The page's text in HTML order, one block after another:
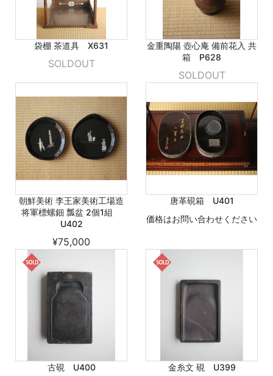
袋棚 茶道具 X631
SOLDOUT
金重陶陽 壺心庵 備前花入 共
箱 P628
SOLDOUT
朝鮮美術 李王家美術工場造
将軍標螺鈿 瓢盆 2個1組
U402
¥75,000
唐革硯箱 U401
価格はお問い合わせください
古硯 U400 金糸文 硯 U399